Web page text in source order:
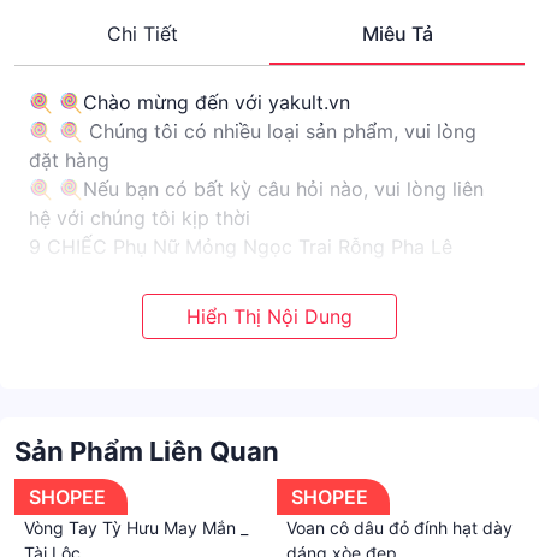
Chi Tiết Miêu Tả
🍭 🍭Chào mừng đến với yakult.vn
🍭 🍭 Chúng tôi có nhiều loại sản phẩm, vui lòng
đặt hàng
🍭 🍭Nếu bạn có bất kỳ câu hỏi nào, vui lòng liên
hệ với chúng tôi kịp thời
9 CHIẾC Phụ Nữ Mỏng Ngọc Trai Rỗng Pha Lê
-Mỏng, Rỗng, Hình bướm, Kim cương, Cảm giác cao
cao cấp.
-Sản phẩm này phù hợp để làm quà tặng, hẹn hò, kỳ
nghỉ, du lịch, mua sắm, tiệc tùng, trang phục hàng
ngày, đi làm, đi học, v.v.
Sản Phẩm Liên Quan
SHOPEE
Vòng Tay Tỳ Hưu May Mắn _
Tài Lộc
SHOPEE
Voan cô dâu đỏ đính hạt dày
dáng xòe đẹp